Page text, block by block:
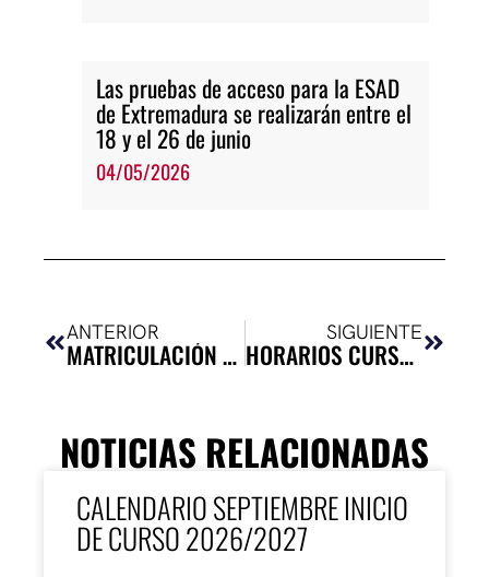
Las pruebas de acceso para la ESAD
de Extremadura se realizarán entre el
18 y el 26 de junio
04/05/2026
ANTERIOR
MATRICULACIÓN CURSO 2024-2025
SIGUIENTE
HORARIOS CURSO 2024-2025
NOTICIAS RELACIONADAS
CALENDARIO SEPTIEMBRE INICIO
DE CURSO 2026/2027